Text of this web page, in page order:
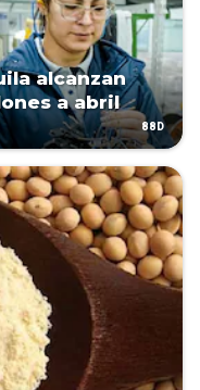
alcanzan
a abril
88D